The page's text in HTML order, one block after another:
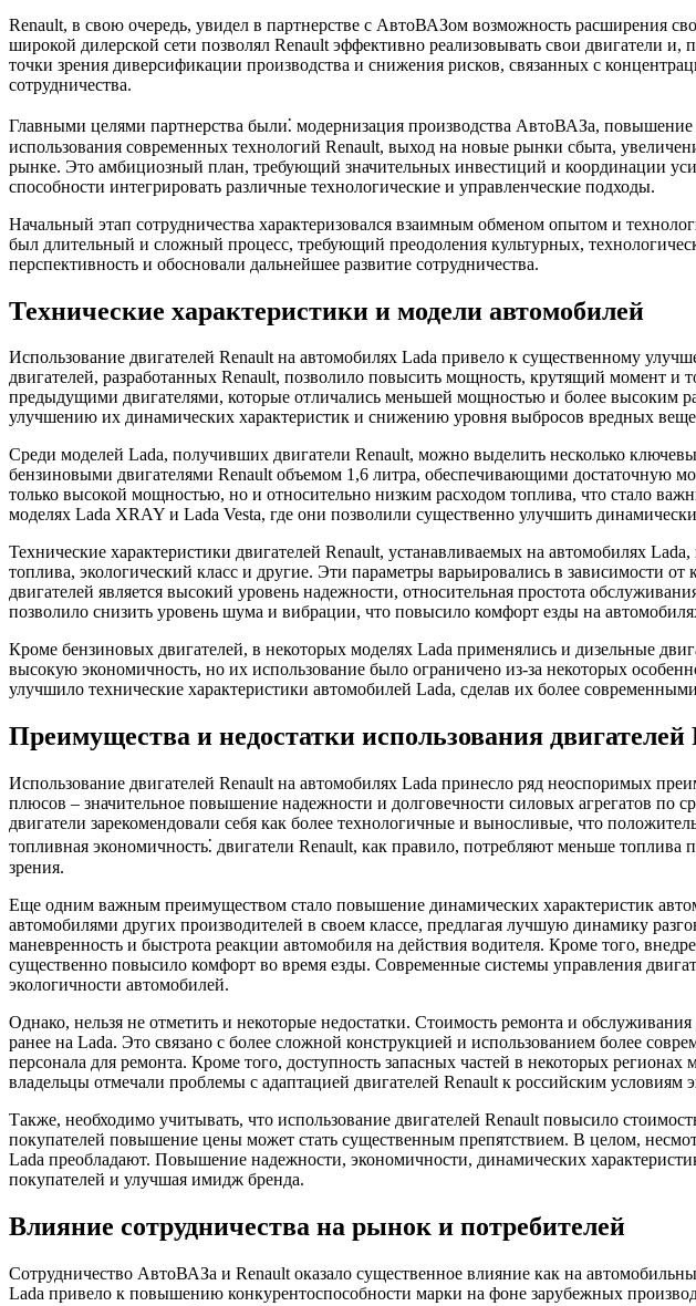
Renault, в свою очередь, увидел в партнерстве с АвтоВАЗом возможность расширения
широкой дилерской сети позволял Renault эффективно реализовывать свои двигатели
точки зрения диверсификации производства и снижения рисков, связанных с
сотрудничества.
Главными целями партнерства были⁚ модернизация производства АвтоВАЗа, повышение
использования современных технологий Renault, выход на новые рынки сбыта,
рынке. Это амбициозный план, требующий значительных инвестиций и координации
способности интегрировать различные технологические и управленческие подходы.
Начальный этап сотрудничества характеризовался взаимным обменом опытом и
был длительный и сложный процесс, требующий преодоления культурных,
перспективность и обосновали дальнейшее развитие сотрудничества.
Технические характеристики и модели автомобилей
Использование двигателей Renault на автомобилях Lada привело к существенному
двигателей, разработанных Renault, позволило повысить мощность, крутящий момент
предыдущими двигателями, которые отличались меньшей мощностью и более высоким
улучшению их динамических характеристик и снижению уровня выбросов вредных
Среди моделей Lada, получивших двигатели Renault, можно выделить несколько
бензиновыми двигателями Renault объемом 1,6 литра, обеспечивающими достаточную
только высокой мощностью, но и относительно низким расходом топлива, что стало
моделях Lada XRAY и Lada Vesta, где они позволили существенно улучшить
Технические характеристики двигателей Renault, устанавливаемых на автомобилях
топлива, экологический класс и другие. Эти параметры варьировались в зависимости
двигателей является высокий уровень надежности, относительная простота
позволило снизить уровень шума и вибрации, что повысило комфорт езды на
Кроме бензиновых двигателей, в некоторых моделях Lada применялись и дизельные
высокую экономичность, но их использование было ограничено из-за некоторых
улучшило технические характеристики автомобилей Lada, сделав их более
Преимущества и недостатки использования
Использование двигателей Renault на автомобилях Lada принесло ряд неоспоримых
плюсов – значительное повышение надежности и долговечности силовых агрегатов
двигатели зарекомендовали себя как более технологичные и выносливые, что
топливная экономичность⁚ двигатели Renault, как правило, потребляют меньше
зрения.
Еще одним важным преимуществом стало повышение динамических характеристик
автомобилями других производителей в своем классе, предлагая лучшую динамику
маневренность и быстрота реакции автомобиля на действия водителя. Кроме того,
существенно повысило комфорт во время езды. Современные системы управления
экологичности автомобилей.
Однако, нельзя не отметить и некоторые недостатки. Стоимость ремонта и
ранее на Lada. Это связано с более сложной конструкцией и использованием более
персонала для ремонта. Кроме того, доступность запасных частей в некоторых
владельцы отмечали проблемы с адаптацией двигателей Renault к российским условиям
Также, необходимо учитывать, что использование двигателей Renault повысило
покупателей повышение цены может стать существенным препятствием. В целом,
Lada преобладают. Повышение надежности, экономичности, динамических
покупателей и улучшая имидж бренда.
Влияние сотрудничества на рынок и потребителей
Сотрудничество АвтоВАЗа и Renault оказало существенное влияние как на
Lada привело к повышению конкурентоспособности марки на фоне зарубежных